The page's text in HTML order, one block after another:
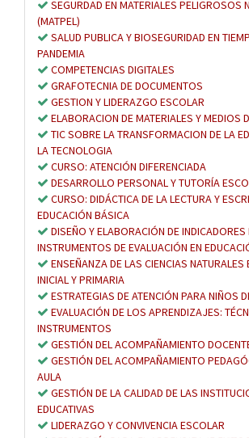
SEGURDAD EN MATERIALES PELIGROSOS
(MATPEL)
SALUD PUBLICA Y BIOSEGURIDAD EN
PANDEMIA
COMPETENCIAS DIGITALES
GRAFOTECNIA DE DOCUMENTOS
GESTION Y LIDERAZGO ESCOLAR
ELABORACION DE MATERIALES Y MEDIOS
TIC SOBRE LA TRANSFORMACION DE LA
LA TECNOLOGIA
CURSO: ATENCIÓN DIFERENCIADA
DESARROLLO PERSONAL Y TUTORÍA
CURSO: DIDÁCTICA DE LA LECTURA Y
EDUCACIÓN BÁSICA
DISEÑO Y ELABORACIÓN DE INDICADORES
INSTRUMENTOS DE EVALUACIÓN EN
ENSEÑANZA DE LAS CIENCIAS NATURALES
INICIAL Y PRIMARIA
ESTRATEGIAS DE ATENCIÓN PARA NIÑOS
EVALUACIÓN DE LOS APRENDIZAJES:
INSTRUMENTOS
GESTIÓN DEL ACOMPAÑAMIENTO
GESTIÓN DEL ACOMPAÑAMIENTO
AULA
GESTIÓN DE LA CALIDAD DE LAS
EDUCATIVAS
LIDERAZGO Y CONVIVENCIA ESCOLAR